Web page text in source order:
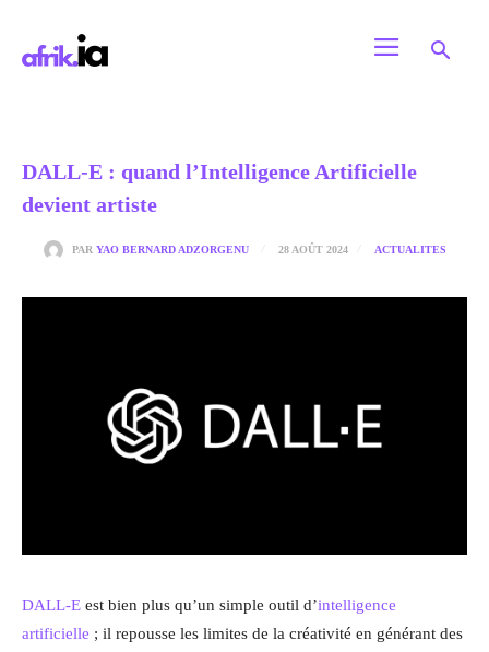
DALL-E : quand l’Intelligence Artificielle
devient artiste
PAR YAO BERNARD ADZORGENU 28 AOÛT 2024 ACTUALITES
DALL-E est bien plus qu’un simple outil d’intelligence
artificielle ; il repousse les limites de la créativité en générant des